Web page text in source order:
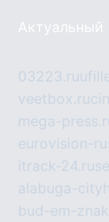
Актуальный
03223.ru
veetbox.ru
mega-
eurovision-
itrack-24.ru
alabuga-
bud-em-